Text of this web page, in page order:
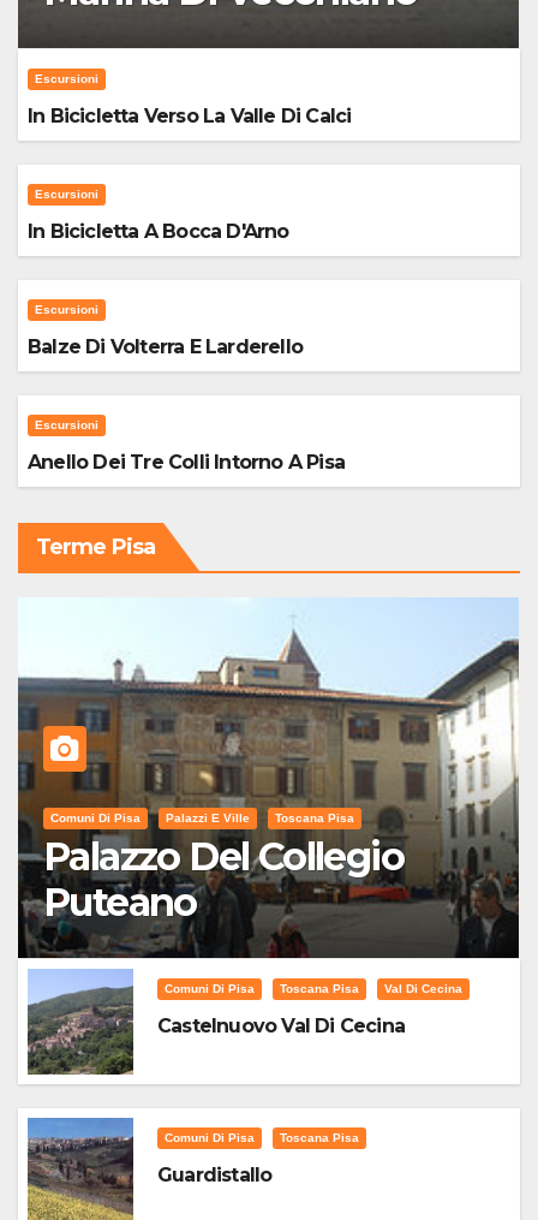
Escursioni
In Bicicletta Verso La Valle Di Calci
Escursioni
In Bicicletta A Bocca D'Arno
Escursioni
Balze Di Volterra E Larderello
Escursioni
Anello Dei Tre Colli Intorno A Pisa
Terme Pisa
Comuni Di Pisa Palazzi E Ville Toscana Pisa
Palazzo Del Collegio
Puteano
Comuni Di Pisa Toscana Pisa Val Di Cecina
Castelnuovo Val Di Cecina
Comuni Di Pisa Toscana Pisa
Guardistallo